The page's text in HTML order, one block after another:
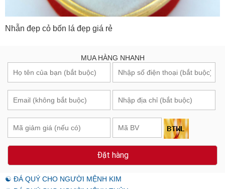
Nhẫn đẹp cỏ bốn lá đẹp giá rẻ
MUA HÀNG NHANH
Đặt hàng
☯ ĐÁ QUÝ CHO NGƯỜI MỆNH KIM